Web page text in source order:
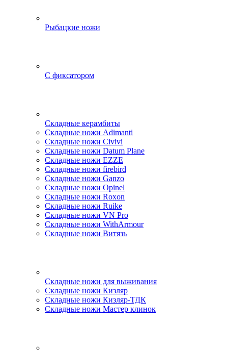
Рыбацкие ножи
С фиксатором
Складные керамбиты
Складные ножи Adimanti
Складные ножи Civivi
Складные ножи Datum Plane
Складные ножи EZZE
Складные ножи firebird
Складные ножи Ganzo
Складные ножи Opinel
Складные ножи Roxon
Складные ножи Ruike
Складные ножи VN Pro
Складные ножи WithArmour
Складные ножи Витязь
Складные ножи для выживания
Складные ножи Кизляр
Складные ножи Кизляр-ТДК
Складные ножи Мастер клинок